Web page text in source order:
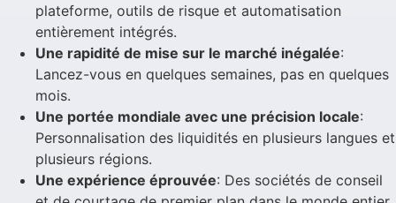
plateforme, outils de risque et automatisation
entièrement intégrés.
Une rapidité de mise sur le marché inégalée:
Lancez-vous en quelques semaines, pas en quelques
mois.
Une portée mondiale avec une précision locale:
Personnalisation des liquidités en plusieurs langues et
plusieurs régions.
Une expérience éprouvée: Des sociétés de conseil